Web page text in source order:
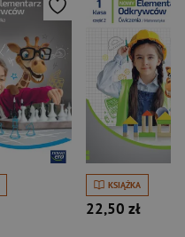
KSIĄŻKA
22,50 zł